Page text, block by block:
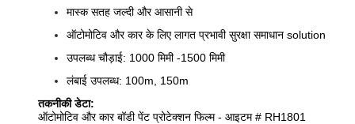
मास्क सतह जल्दी और आसानी से
ऑटोमोटिव और कार के लिए लागत प्रभावी सुरक्षा समाधान solution
उपलब्ध चौड़ाई: 1000 मिमी -1500 मिमी
लंबाई उपलब्ध: 100m, 150m
तकनीकी डेटा:
ऑटोमोटिव और कार बॉडी पेंट प्रोटेक्शन फिल्म - आइटम # RH1801